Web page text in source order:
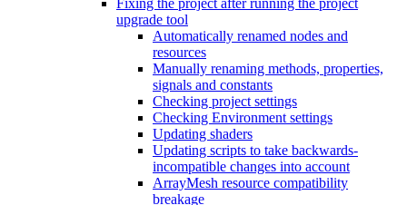
Fixing the project after running the project
upgrade tool
Automatically renamed nodes and
resources
Manually renaming methods, properties,
signals and constants
Checking project settings
Checking Environment settings
Updating shaders
Updating scripts to take backwards-
incompatible changes into account
ArrayMesh resource compatibility
breakage